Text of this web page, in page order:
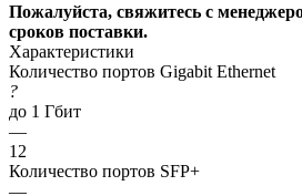
Пожалуйста, свяжитесь с
сроков поставки.
Характеристики
Количество портов Gigabit Ethernet
?
до 1 Гбит
—
12
Количество портов SFP+
—